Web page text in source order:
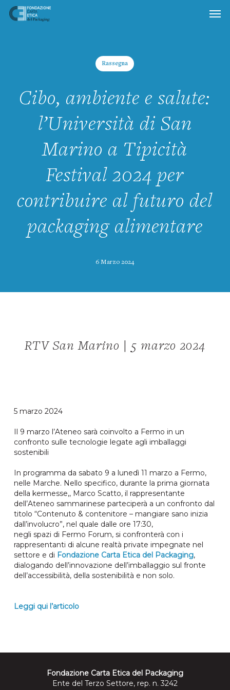
Skip
Rassegna
Cibo, ambiente e salute:
l’Università di San
Marino a Tipicità
Festival 2024 per
contribuire al futuro del
packaging alimentare
6 Marzo 2024
RTV San Marino | 5 marzo 2024
5 marzo 2024
Il 9 marzo l’Ateneo sarà coinvolto a Fermo in un
confronto sulle tecnologie legate agli imballaggi
sostenibili
In programma da sabato 9 a lunedì 11 marzo a Fermo,
nelle Marche. Nello specifico, durante la prima giornata
della kermesse,, Marco Scatto, il rappresentante
dell’Ateneo sammarinese parteciperà a un confronto dal
titolo “Contenuto & contenitore – mangiare sano inizia
dall’involucro”, nel quale dalle ore 17:30,
negli spazi di Fermo Forum, si confronterà con i
rappresentanti di alcune realtà private impegnate nel
settore e di Fondazione Carta Etica del Packaging,
dialogando dell’innovazione dell’imballaggio sul fronte
dell’accessibilità, della sostenibilità e non solo.
Leggi qui l’articolo
Fondazione Carta Etica del Packaging
Ente del Terzo Settore, rep. n. 3242